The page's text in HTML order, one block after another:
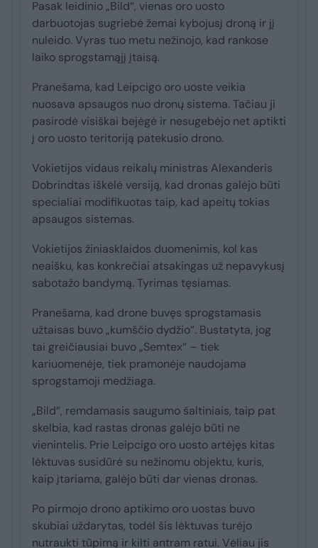
Pasak leidinio „Bild“, vienas oro uosto
darbuotojas sugriebė žemai kybojusį droną ir jį
nuleido. Vyras tuo metu nežinojo, kad rankose
laiko sprogstamąjį įtaisą.
Pranešama, kad Leipcigo oro uoste veikia
nuosava apsaugos nuo dronų sistema. Tačiau ji
pasirodė visiškai bejėgė ir nesugebėjo net aptikti
į oro uosto teritoriją patekusio drono.
Vokietijos vidaus reikalų ministras Alexanderis
Dobrindtas iškėlė versiją, kad dronas galėjo būti
specialiai modifikuotas taip, kad apeitų tokias
apsaugos sistemas.
Vokietijos žiniasklaidos duomenimis, kol kas
neaišku, kas konkrečiai atsakingas už nepavykusį
sabotažo bandymą. Tyrimas tęsiamas.
Pranešama, kad drone buvęs sprogstamasis
užtaisas buvo „kumščio dydžio“. Bustatyta, jog
tai greičiausiai buvo „Semtex“ – tiek
kariuomenėje, tiek pramonėje naudojama
sprogstamoji medžiaga.
„Bild“, remdamasis saugumo šaltiniais, taip pat
skelbia, kad rastas dronas galėjo būti ne
vienintelis. Prie Leipcigo oro uosto artėjęs kitas
lėktuvas susidūrė su nežinomu objektu, kuris,
kaip įtariama, galėjo būti dar vienas dronas.
Po pirmojo drono aptikimo oro uostas buvo
skubiai uždarytas, todėl šis lėktuvas turėjo
nutraukti tūpimą ir kilti antram ratui. Vėliau jis